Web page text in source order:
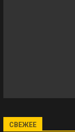
СВЕЖЕЕ